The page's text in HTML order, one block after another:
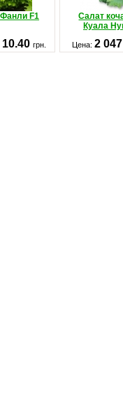
F1
Салат
Куала
10.40грн. Цена: 2